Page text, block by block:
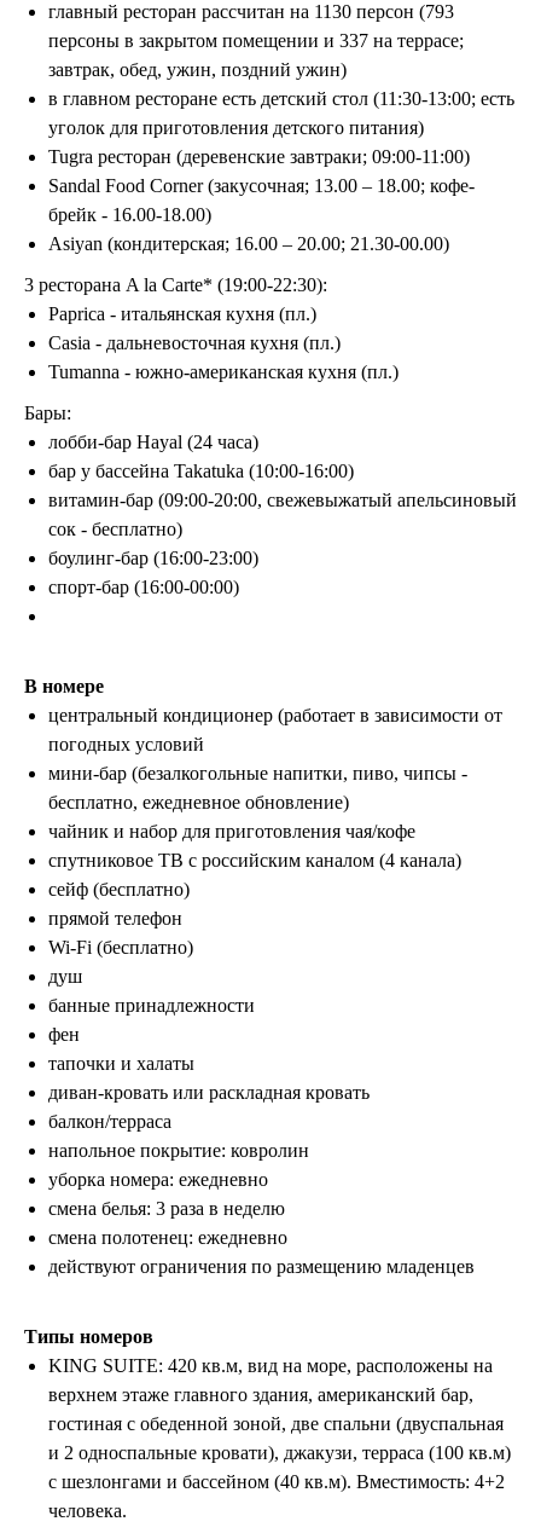
главный ресторан рассчитан на 1130 персон (793
персоны в закрытом помещении и 337 на террасе;
завтрак, обед, ужин, поздний ужин)
в главном ресторане есть детский стол (11:30-13:00; есть
уголок для приготовления детского питания)
Tugra ресторан (деревенские завтраки; 09:00-11:00)
Sandal Food Corner (закусочная; 13.00 – 18.00; кофе-
брейк - 16.00-18.00)
Asiyan (кондитерская; 16.00 – 20.00; 21.30-00.00)
3 ресторана A la Carte* (19:00-22:30):
Paprica - итальянская кухня (пл.)
Casia - дальневосточная кухня (пл.)
Tumanna - южно-американская кухня (пл.)
Бары:
лобби-бар Hayal (24 часа)
бар у бассейна Takatuka (10:00-16:00)
витамин-бар (09:00-20:00, свежевыжатый апельсиновый
сок - бесплатно)
боулинг-бар (16:00-23:00)
спорт-бар (16:00-00:00)
В номере
центральный кондиционер (работает в зависимости от
погодных условий
мини-бар (безалкогольные напитки, пиво, чипсы -
бесплатно, ежедневное обновление)
чайник и набор для приготовления чая/кофе
спутниковое ТВ с российским каналом (4 канала)
сейф (бесплатно)
прямой телефон
Wi-Fi (бесплатно)
душ
банные принадлежности
фен
тапочки и халаты
диван-кровать или раскладная кровать
балкон/терраса
напольное покрытие: ковролин
уборка номера: ежедневно
смена белья: 3 раза в неделю
смена полотенец: ежедневно
действуют ограничения по размещению младенцев
Типы номеров
KING SUITE: 420 кв.м, вид на море, расположены на
верхнем этаже главного здания, американский бар,
гостиная с обеденной зоной, две спальни (двуспальная
и 2 односпальные кровати), джакузи, терраса (100 кв.м)
с шезлонгами и бассейном (40 кв.м). Вместимость: 4+2
человека.
+7 (495) 032-15-95
стр. 1 оф. 312
+7 (3822) 734-204
ООО «ЛетайОтдыхай»
ИНН 7000019484 ОГРН
Туры от 60 надежных туроператоров